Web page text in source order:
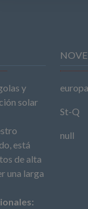
y
solar
está
de alta
una larga
St-Q
null